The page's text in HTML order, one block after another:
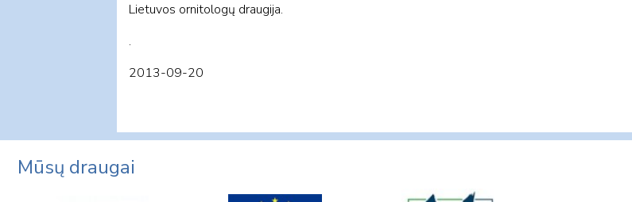
Lietuvos ornitologų draugija.
.
2013-09-20
Mūsų draugai